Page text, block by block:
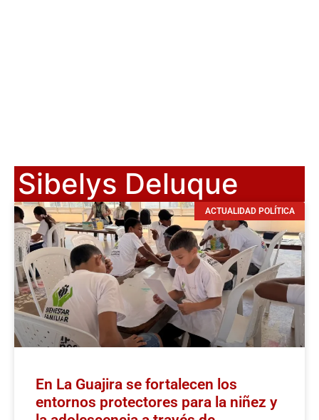
Sibelys Deluque
ACTUALIDAD POLÍTICA
En La Guajira se fortalecen los
entornos protectores para la niñez y